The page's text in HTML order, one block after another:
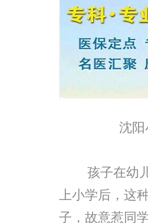
沈阳小儿
孩子在幼儿
上小学后，这
子，故意惹同